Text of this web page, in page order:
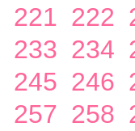
221 222
233 234
245 246
257 258